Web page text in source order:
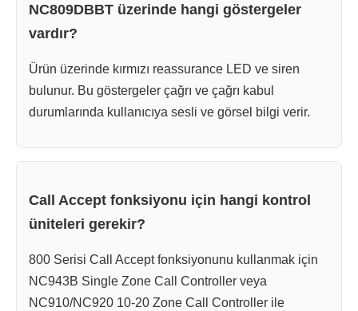
NC809DBBT üzerinde hangi göstergeler
vardır?
Ürün üzerinde kırmızı reassurance LED ve siren
bulunur. Bu göstergeler çağrı ve çağrı kabul
durumlarında kullanıcıya sesli ve görsel bilgi verir.
Call Accept fonksiyonu için hangi kontrol
üniteleri gerekir?
800 Serisi Call Accept fonksiyonunu kullanmak için
NC943B Single Zone Call Controller veya
NC910/NC920 10-20 Zone Call Controller ile